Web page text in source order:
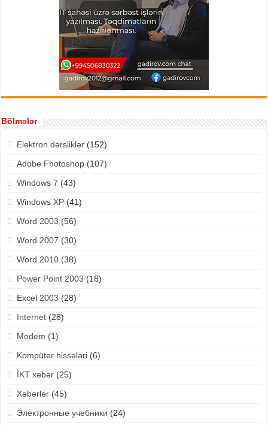
Bölmələr
Elektron dərsliklər(152)
Adobe Fhotoshop(107)
Windows 7 (43)
Windows XP(41)
Word 2003 (56)
Word 2007 (30)
Word 2010(38)
Power Point 2003 (18)
Excel 2003 (28)
Internet(28)
Modem (1)
Kompüter hissələri(6)
İKT xəbər(25)
Xəbərlər(45)
Электронные учебники (24)